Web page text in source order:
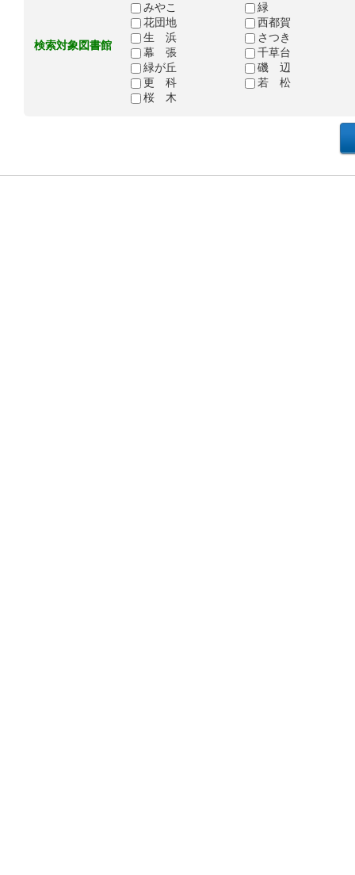
検索対象図書館
みやこ
緑
花団地
西都賀
生 浜
さつき
幕 張
千草台
緑が丘
磯 辺
更 科
若 松
桜 木